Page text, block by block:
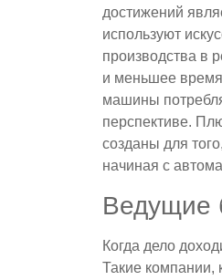
достижений
используют
производства в
и меньшее
машины
перспективе.
созданы для
начиная с
Ведущие
Когда дело
Такие компании,